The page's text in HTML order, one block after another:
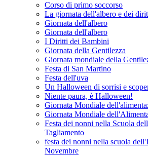
Corso di primo soccorso
La giornata dell'albero e dei
Giornata dell'albero
Giornata dell'albero
I Diritti dei Bambini
Giornata della Gentilezza
Giornata mondiale della
Festa di San Martino
Festa dell'uva
Un Halloween di sorrisi e
Niente paura, è Halloween!
Giornata Mondiale
Giornata Mondiale
Festa dei nonni nella Scuola
Tagliamento
festa dei nonni nella scuola
Novembre